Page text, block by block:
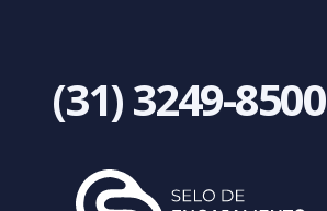
(31) 3249-8500